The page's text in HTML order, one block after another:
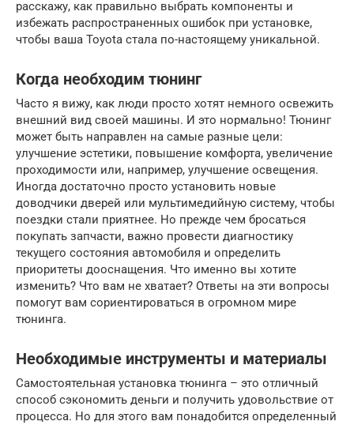
расскажу, как правильно выбрать компоненты и
избежать распространенных ошибок при установке,
чтобы ваша Toyota стала по-настоящему уникальной.
Когда необходим тюнинг
Часто я вижу, как люди просто хотят немного освежить
внешний вид своей машины. И это нормально! Тюнинг
может быть направлен на самые разные цели:
улучшение эстетики, повышение комфорта, увеличение
проходимости или, например, улучшение освещения.
Иногда достаточно просто установить новые
доводчики дверей или мультимедийную систему, чтобы
поездки стали приятнее. Но прежде чем бросаться
покупать запчасти, важно провести диагностику
текущего состояния автомобиля и определить
приоритеты дооснащения. Что именно вы хотите
изменить? Что вам не хватает? Ответы на эти вопросы
помогут вам сориентироваться в огромном мире
тюнинга.
Необходимые инструменты и материалы
Самостоятельная установка тюнинга – это отличный
способ сэкономить деньги и получить удовольствие от
процесса. Но для этого вам понадобится определенный